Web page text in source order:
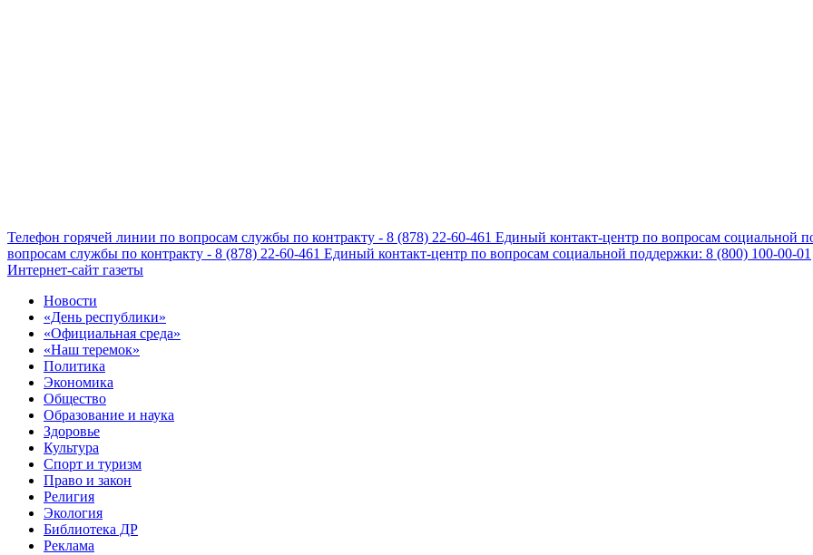
Телефон горячей линии по вопросам службы по контракту - 8 (878) 22-60-461 Единый контакт-центр по вопросам социальной
вопросам службы по контракту - 8 (878) 22-60-461 Единый контакт-центр по вопросам социальной поддержки: 8 (800) 100-00-01
Интернет-сайт газеты
Новости
«День республики»
«Официальная среда»
«Наш теремок»
Политика
Экономика
Общество
Образование и наука
Здоровье
Культура
Спорт и туризм
Право и закон
Религия
Экология
Библиотека ДР
Реклама